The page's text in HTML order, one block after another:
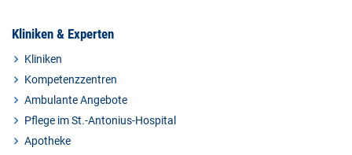
Kliniken & Experten
Kliniken
Kompetenzzentren
Ambulante Angebote
Pflege im St.-Antonius-Hospital
Apotheke